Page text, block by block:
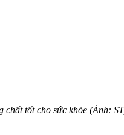
chất tốt cho sức khỏe (Ảnh: